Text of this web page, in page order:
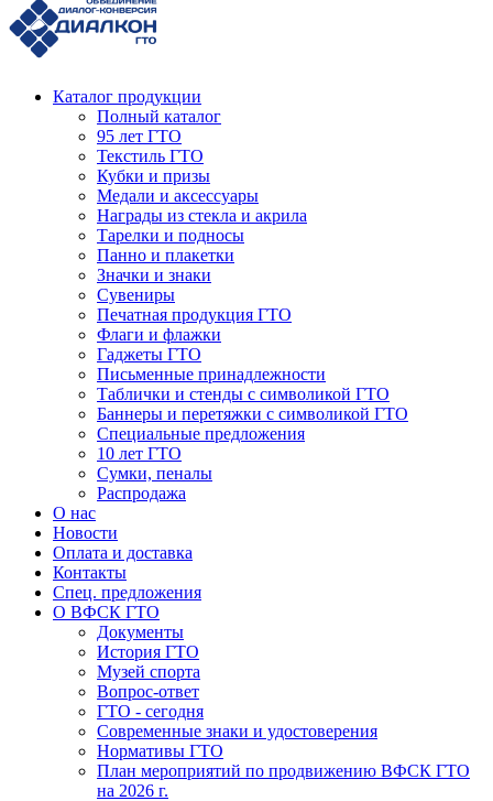
Каталог продукции
Полный каталог
95 лет ГТО
Текстиль ГТО
Кубки и призы
Медали и аксессуары
Награды из стекла и акрила
Тарелки и подносы
Панно и плакетки
Значки и знаки
Сувениры
Печатная продукция ГТО
Флаги и флажки
Гаджеты ГТО
Письменные принадлежности
Таблички и стенды с символикой ГТО
Баннеры и перетяжки с символикой ГТО
Специальные предложения
10 лет ГТО
Сумки, пеналы
Распродажа
О нас
Новости
Оплата и доставка
Контакты
Спец. предложения
О ВФСК ГТО
Документы
История ГТО
Музей спорта
Вопрос-ответ
ГТО - сегодня
Современные знаки и удостоверения
Нормативы ГТО
План мероприятий по продвижению ВФСК ГТО
на 2026 г.